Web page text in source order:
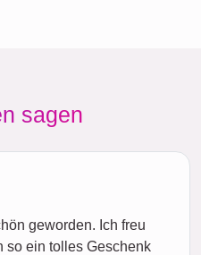
sagen
geworden. Ich freu
so ein tolles Geschenk